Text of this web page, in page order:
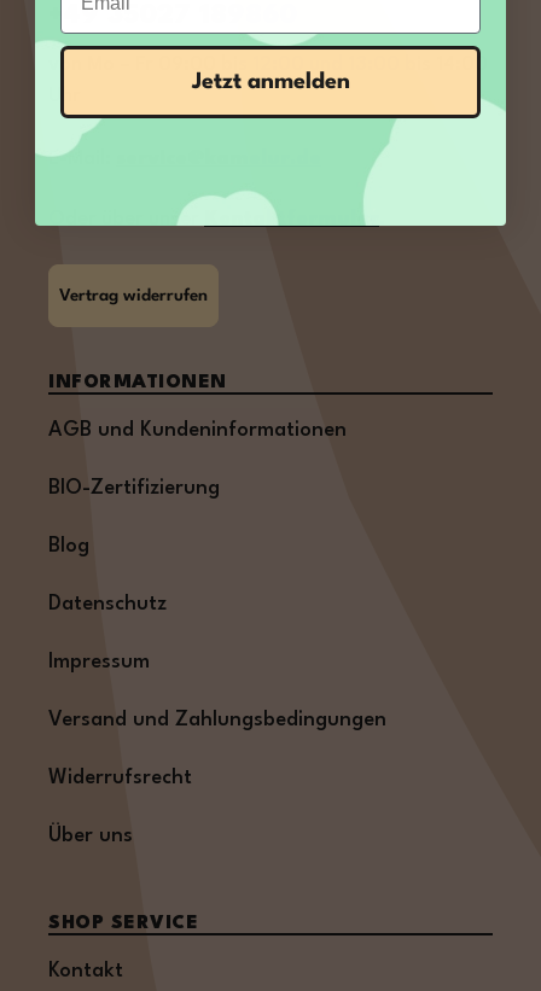
+49 35027 189860
E-Mail:
Oder über unser Kontaktformular
Vertrag widerrufen
INFORMATIONEN
AGB und Kundeninformationen
BIO-Zertifizierung
Blog
Datenschutz
Impressum
Versand und Zahlungsbedingungen
Widerrufsrecht
Über uns
SHOP SERVICE
Kontakt
Jetzt anmelden